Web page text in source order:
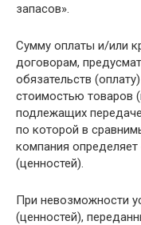
запасов».
Сумму оплаты и/или
договорам,
обязательств
стоимостью товаров
подлежащих
по которой в
компания
(ценностей).
При невозможности
(ценностей),